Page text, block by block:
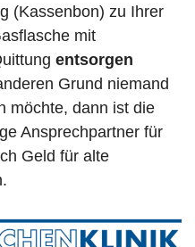
(Kassenbon) zu Ihrer
mit
entsorgen
Grund niemand
möchte, dann ist die
Ansprechpartner für
Geld für alte